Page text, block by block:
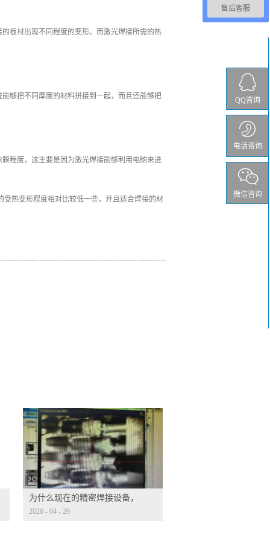
板材出现不同程度的变形。而激光焊接所需的热
够把不同厚度的材料拼接到一起，而且还能够把
程度，这主要是因为激光焊接能够利用电脑来进
热变形程度相对比较低一些，并且适合焊接的材
为什么现在的精密焊接设备，
2026 - 04 - 29
QQ咨询
电话咨询
微信咨询
售后客服